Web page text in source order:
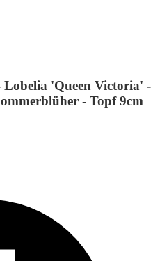
Lobelia 'Queen Victoria' -
- Topf 9cm